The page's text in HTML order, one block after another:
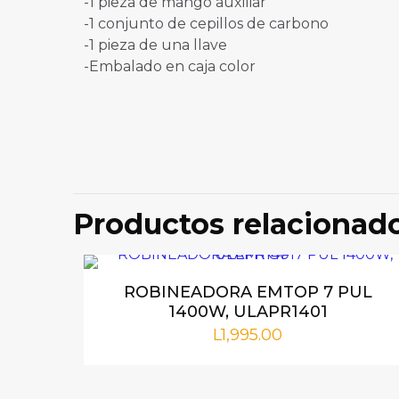
-1 conjunto de cepillos de carbono
-1 pieza de una llave
-Embalado en caja color
Tu dirección
marcados con
Productos
ROBINEADORA EMTOP 7 PUL
1400W, ULAPR1401
L1,995.00